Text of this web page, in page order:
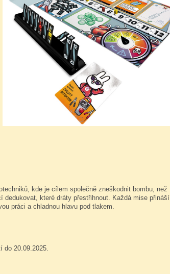
kde je cílem společně zneškodnit bombu, než
které dráty přestřihnout. Každá mise přináší
práci a chladnou hlavu pod tlakem.
20.09.2025.